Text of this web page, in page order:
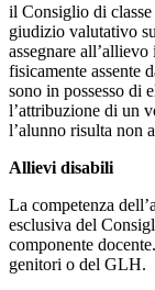
il Consiglio di
giudizio valutativo
assegnare
fisicamente assente
sono in possesso di
l’attribuzione di un
l’alunno risulta non
Allievi disabili
La competenza
esclusiva del
componente
genitori o del GLH.